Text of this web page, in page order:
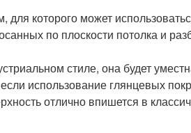
которого может
по плоскости потолка и
стиле, она будет
использование глянцевых
отлично впишется в